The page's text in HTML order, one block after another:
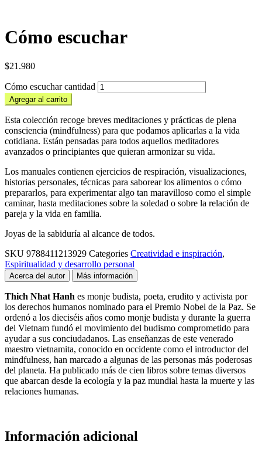
Cómo escuchar
$21.980
Cómo escuchar cantidad
Agregar al carrito
Esta colección recoge breves meditaciones y prácticas de plena
consciencia (mindfulness) para que podamos aplicarlas a la vida
cotidiana. Están pensadas para todos aquellos meditadores
avanzados o principiantes que quieran armonizar su vida.
Los manuales contienen ejercicios de respiración, visualizaciones,
historias personales, técnicas para saborear los alimentos o cómo
prepararlos, para experimentar algo tan maravilloso como el simple
caminar, hasta meditaciones sobre la soledad o sobre la relación de
pareja y la vida en familia.
Joyas de la sabiduría al alcance de todos.
SKU 9788411213929 Categories Creatividad e inspiración,
Espiritualidad y desarrollo personal
Acerca del autor Más información
Thich Nhat Hanh es monje budista, poeta, erudito y activista por
los derechos humanos nominado para el Premio Nobel de la Paz. Se
ordenó a los dieciséis años como monje budista y durante la guerra
del Vietnam fundó el movimiento del budismo comprometido para
ayudar a sus conciudadanos. Las enseñanzas de este venerado
maestro vietnamita, conocido en occidente como el introductor del
mindfulness, han marcado a algunas de las personas más poderosas
del planeta. Ha publicado más de cien libros sobre temas diversos
que abarcan desde la ecología y la paz mundial hasta la muerte y las
relaciones humanas.
Información adicional